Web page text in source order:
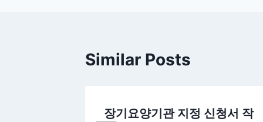
Similar Posts
장기요양기관 지정 신청서 작